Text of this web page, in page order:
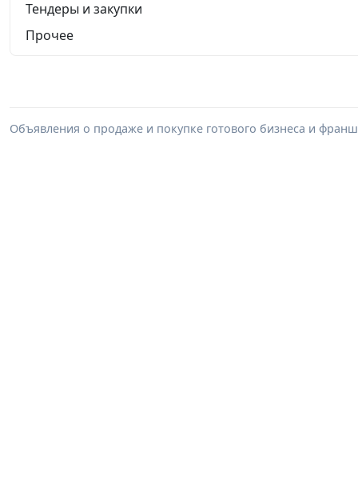
Тендеры и закупки
Прочее
Объявления о продаже и покупке готового бизнеса и